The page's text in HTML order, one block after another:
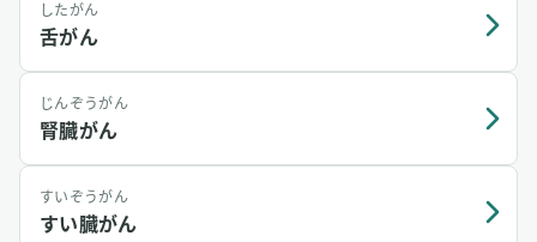
したがん
舌がん
じんぞうがん
腎臓がん
すいぞうがん
すい臓がん